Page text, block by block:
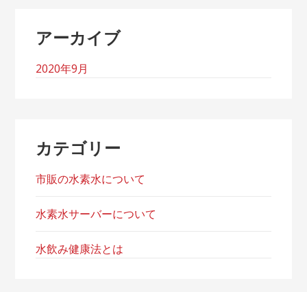
アーカイブ
2020年9月
カテゴリー
市販の水素水について
水素水サーバーについて
水飲み健康法とは